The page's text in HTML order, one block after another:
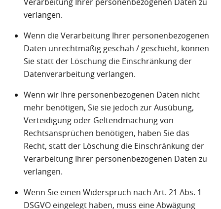
verlangen.
Wenn die Verarbeitung Ihrer personenbezogenen
Daten unrechtmäßig geschah / geschieht, können
Sie statt der Löschung die Einschränkung der
Datenverarbeitung verlangen.
Wenn wir Ihre personenbezogenen Daten nicht
mehr benötigen, Sie sie jedoch zur Ausübung,
Verteidigung oder Geltendmachung von
Rechtsansprüchen benötigen, haben Sie das
Recht, statt der Löschung die Einschränkung der
Verarbeitung Ihrer personenbezogenen Daten zu
verlangen.
Wenn Sie einen Widerspruch nach Art. 21 Abs. 1
DSGVO eingelegt haben, muss eine Abwägung